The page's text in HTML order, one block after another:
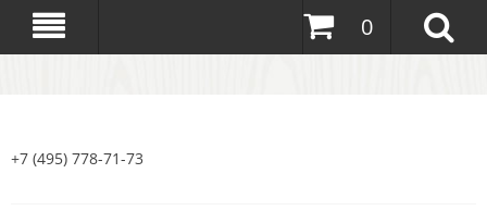
0
+7 (495) 778-71-73